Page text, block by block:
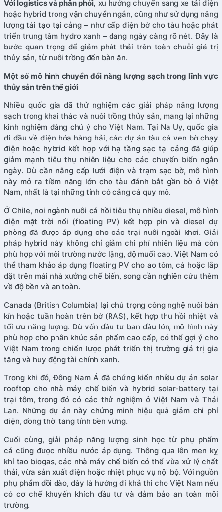
Với logistics và phân phối, xu hướng chuyển sang xe tải điện
hoặc hybrid trong vận chuyển ngắn, cũng như sử dụng năng
lượng tái tạo tại cảng – như cấp điện bờ cho tàu hoặc phát
triển trung tâm hydro xanh – đang ngày càng rõ nét. Đây là
bước quan trọng để giảm phát thải trên toàn chuỗi giá trị
thủy sản, từ nuôi trồng đến bàn ăn.
Một số mô hình chuyển đổi năng lượng sạch trong lĩnh vực
thủy sản trên thế giới
Nhiều quốc gia đã thử nghiệm các giải pháp năng lượng
sạch trong khai thác và nuôi trồng thủy sản, mang lại những
kinh nghiệm đáng chú ý cho Việt Nam. Tại Na Uy, quốc gia
đi đầu về điện hóa hàng hải, các dự án tàu cá ven bờ chạy
điện hoặc hybrid kết hợp với hạ tầng sạc tại cảng đã giúp
giảm mạnh tiêu thụ nhiên liệu cho các chuyến biển ngắn
ngày. Dù cần nâng cấp lưới điện và trạm sạc bờ, mô hình
này mở ra tiềm năng lớn cho tàu đánh bắt gần bờ ở Việt
Nam, nhất là tại những tỉnh có cảng cá quy mô.
Ở Chile, nơi ngành nuôi cá hồi tiêu thụ nhiều diesel, mô hình
điện mặt trời nổi (floating PV) kết hợp pin và diesel dự
phòng đã được áp dụng cho các trại nuôi ngoài khơi. Giải
pháp hybrid này không chỉ giảm chi phí nhiên liệu mà còn
phù hợp với môi trường nước lặng, độ muối cao. Việt Nam có
thể tham khảo áp dụng floating PV cho ao tôm, cá hoặc lắp
đặt trên mái nhà xưởng chế biến, song cần nghiên cứu thêm
về độ bền và an toàn.
Canada (British Columbia) lại chú trọng công nghệ nuôi bán
kín hoặc tuần hoàn trên bờ (RAS), kết hợp thu hồi nhiệt và
tối ưu năng lượng. Dù vốn đầu tư ban đầu lớn, mô hình này
phù hợp cho phân khúc sản phẩm cao cấp, có thể gợi ý cho
Việt Nam trong chiến lược phát triển thị trường giá trị gia
tăng và huy động tài chính xanh.
Trong khi đó, Đông Nam Á đã chứng kiến nhiều dự án solar
rooftop cho nhà máy chế biến và hybrid solar-battery tại
trại tôm, trong đó có các thử nghiệm ở Việt Nam và Thái
Lan. Những dự án này chứng minh hiệu quả giảm chi phí
điện, đồng thời tăng tính bền vững.
Cuối cùng, giải pháp năng lượng sinh học từ phụ phẩm
cá cũng được nhiều nước áp dụng. Thông qua lên men kỵ
khí tạo biogas, các nhà máy chế biến có thể vừa xử lý chất
thải, vừa sản xuất điện hoặc nhiệt phục vụ nội bộ. Với nguồn
phụ phẩm dồi dào, đây là hướng đi khả thi cho Việt Nam nếu
có cơ chế khuyến khích đầu tư và đảm bảo an toàn môi
trường.